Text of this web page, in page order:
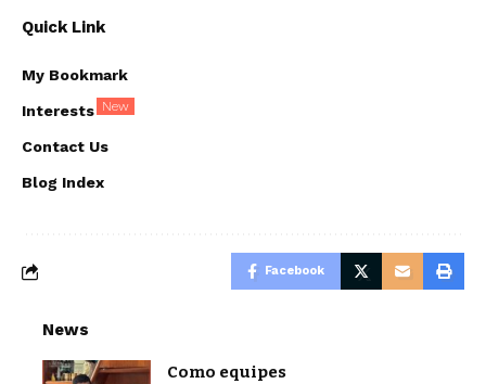
Quick Link
My Bookmark
Interests New
Contact Us
Blog Index
Facebook
News
Como equipes